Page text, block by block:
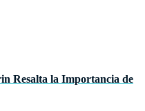
Resalta la Importancia de